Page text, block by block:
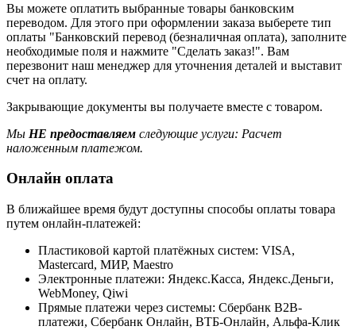
Вы можете оплатить выбранные товары банковским
переводом. Для этого при оформлении заказа выберете тип
оплаты "Банковский перевод (безналичная оплата), заполните
необходимые поля и нажмите "Сделать заказ!". Вам
перезвонит наш менеджер для уточнения деталей и выставит
счет на оплату.
Закрывающие документы вы получаете вместе с товаром.
Мы НЕ предоставляем следующие услуги: Расчет
наложенным платежом.
Онлайн оплата
В ближайшее время будут доступны способы оплаты товара
путем онлайн-платежей:
Пластиковой картой платёжных систем: VISA,
Mastercard, МИР, Maestrо
Электронные платежи: Яндекс.Касса, Яндекс.Деньги,
WebMoney, Qiwi
Прямые платежи через системы: Сбербанк B2B-
платежи, Сбербанк Онлайн, ВТБ-Онлайн, Альфа-Клик